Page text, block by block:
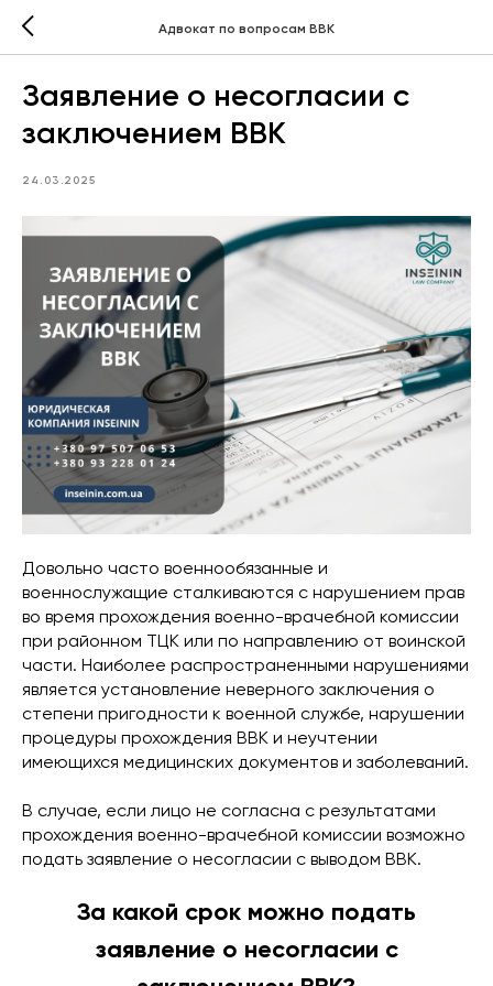
Адвокат по вопросам ВВК
Заявление о несогласии с
заключением ВВК
24.03.2025
Довольно часто военнообязанные и
военнослужащие сталкиваются с нарушением прав
во время прохождения военно-врачебной комиссии
при районном ТЦК или по направлению от воинской
части. Наиболее распространенными нарушениями
является установление неверного заключения о
степени пригодности к военной службе, нарушении
процедуры прохождения ВВК и неучтении
имеющихся медицинских документов и заболеваний.
В случае, если лицо не согласна с результатами
прохождения военно-врачебной комиссии возможно
подать заявление о несогласии с выводом ВВК.
За какой срок можно подать
заявление о несогласии с